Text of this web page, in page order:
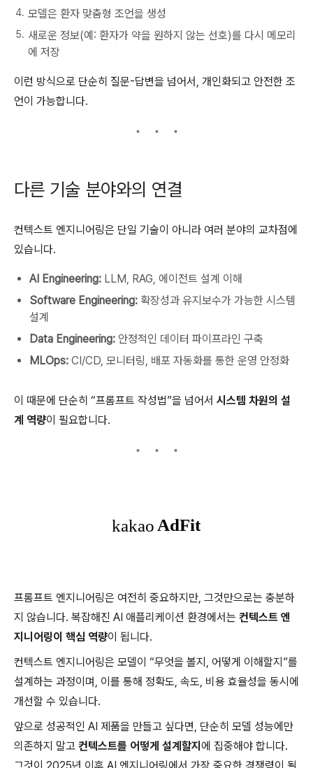
모델은 환자 맞춤형 조언을 생성
새로운 정보(예: 환자가 약을 원하지 않는 선호)를 다시 메모리
에 저장
이런 방식으로 단순히 질문-답변을 넘어서, 개인화되고 안전한 조
언이 가능합니다.
다른 기술 분야와의 연결
컨텍스트 엔지니어링은 단일 기술이 아니라 여러 분야의 교차점에
있습니다.
AI Engineering: LLM, RAG, 에이전트 설계 이해
Software Engineering: 확장성과 유지보수가 가능한 시스템
설계
Data Engineering: 안정적인 데이터 파이프라인 구축
MLOps: CI/CD, 모니터링, 배포 자동화를 통한 운영 안정화
이 때문에 단순히 “프롬프트 작성법”을 넘어서 시스템 차원의 설
계 역량이 필요합니다.
프롬프트 엔지니어링은 여전히 중요하지만, 그것만으로는 충분하
지 않습니다. 복잡해진 AI 애플리케이션 환경에서는 컨텍스트 엔
지니어링이 핵심 역량이 됩니다.
컨텍스트 엔지니어링은 모델이 “무엇을 볼지, 어떻게 이해할지”를
설계하는 과정이며, 이를 통해 정확도, 속도, 비용 효율성을 동시에
개선할 수 있습니다.
앞으로 성공적인 AI 제품을 만들고 싶다면, 단순히 모델 성능에만
의존하지 말고 컨텍스트를 어떻게 설계할지 에 집중해야 합니다.